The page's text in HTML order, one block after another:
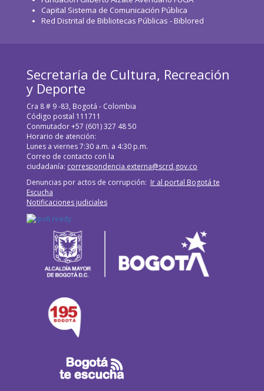
Capital Sistema de Comunicación Pública
Red Distrital de Bibliotecas Públicas - Biblored
Secretaría de Cultura, Recreación
y Deporte
Cra 8 # 9 -83, Bogotá - Colombia
Código postal 111711
Conmutador +57 (601) 327 48 50
Horario de atención:
Lunes a viernes 7:30 a.m. a 4:30 p.m.
Correo de contacto con la
ciudadanía: correspondencia.externa@scrd.gov.co
Denuncias por actos de corrupción: Ir al portal Bogotá te
Escucha
Notificaciones judiciales